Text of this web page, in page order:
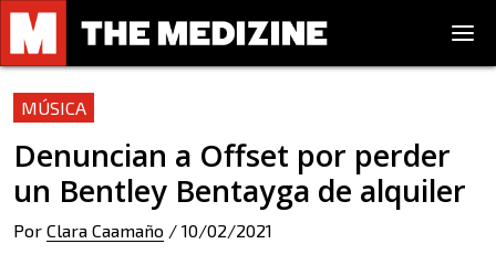
MÚSICA
Denuncian a Offset por perder
un Bentley Bentayga de alquiler
Por Clara Caamaño / 10/02/2021